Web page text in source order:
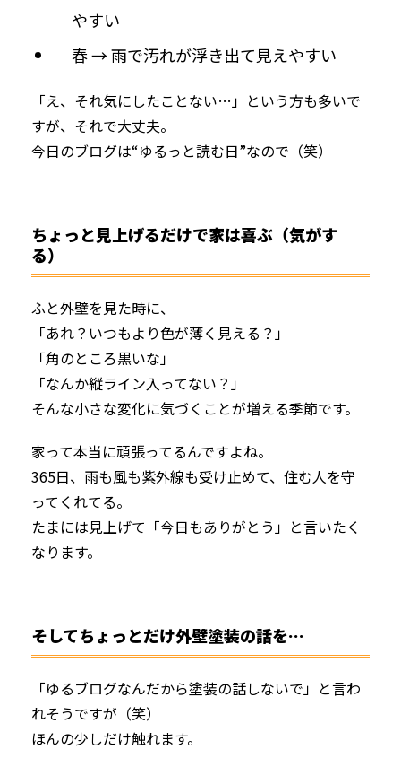
やすい
春 → 雨で汚れが浮き出て見えやすい
「え、それ気にしたことない…」という方も多いで
すが、それで大丈夫。
今日のブログは“ゆるっと読む日”なので（笑）
ちょっと見上げるだけで家は喜ぶ（気がす
る）
ふと外壁を見た時に、
「あれ？いつもより色が薄く見える？」
「角のところ黒いな」
「なんか縦ライン入ってない？」
そんな小さな変化に気づくことが増える季節です。
家って本当に頑張ってるんですよね。
365日、雨も風も紫外線も受け止めて、住む人を守
ってくれてる。
たまには見上げて「今日もありがとう」と言いたく
なります。
そしてちょっとだけ外壁塗装の話を…
「ゆるブログなんだから塗装の話しないで」と言わ
れそうですが（笑）
ほんの少しだけ触れます。